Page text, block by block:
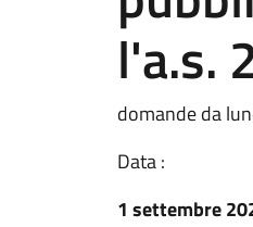
l'a.s.
domande da
Data :
1 settembre